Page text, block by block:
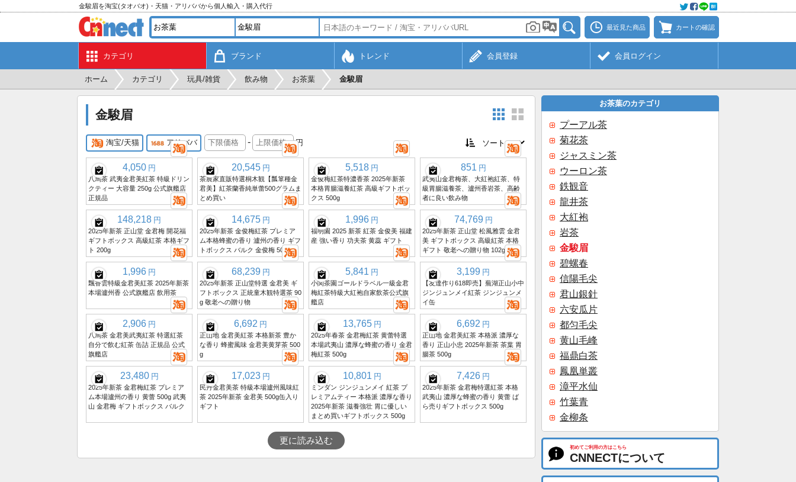
金駿眉を淘宝(タオバオ)・天猫・アリババから個人輸入・購入代行
最近見た商品 カートの確認
カテゴリ ブランド トレンド 会員登録 会員ログイン
ホーム カテゴリ 玩具/雑貨 飲み物 お茶葉 金駿眉
金駿眉
淘宝/天猫 アリババ - 円
4,050 円
八馬茶 武夷金君美紅茶 特級ドリン
クティー 大容量 250g 公式旗艦店
正規品
20,545 円
茶農家直販特選桐木観【瓢箪種金
君美】紅茶蘭香純単蕾500グラムま
とめ買い
5,518 円
金俊梅紅茶特濃香茶 2025年新茶
本格胃腸滋養紅茶 高級ギフトボッ
クス 500g
851 円
武夷山金君梅茶、大紅袍紅茶、特
級胃腸滋養茶、瀘州香岩茶、高齢
者に良い飲み物
148,218 円
2025年新茶 正山堂 金君梅 開花福
ギフトボックス 高級紅茶 本格ギフ
ト 200g
14,675 円
2025年新茶 金俊梅紅茶 プレミア
ム本格蜂蜜の香り 瀘州の香り ギフ
トボックス バルク 金俊梅 500g
1,996 円
福明園 2025 新茶 紅茶 金俊美 福建
産 強い香り 功夫茶 黄蕊 ギフト
74,769 円
2025年新茶 正山堂 松風雅雲 金君
美 ギフトボックス 高級紅茶 本格
ギフト 敬老への贈り物 102g
1,996 円
飄香雲特級金君美紅茶 2025年新茶
本場瀘州香 公式旗艦店 飲用茶
68,239 円
2025年新茶 正山堂特選 金君美 ギ
フトボックス 正統童木観特選茶 90
g 敬老への贈り物
5,841 円
小関茶園ゴールドラベル一級金君
梅紅茶特級大紅袍自家飲茶公式旗
艦店
3,199 円
【友達作り618即売】蕪湖正山小中
ジンジュンメイ紅茶 ジンジュンメ
イ缶
2,906 円
八馬茶 金君美武夷紅茶 特選紅茶
自分で飲む紅茶 缶詰 正規品 公式
旗艦店
6,692 円
正山地 金君美紅茶 本格新茶 豊か
な香り 蜂蜜風味 金君美黄芽茶 500
g
13,765 円
2025年春茶 金君梅紅茶 黄蕾特選
本場武夷山 濃厚な蜂蜜の香り 金君
梅紅茶 500g
6,692 円
正山地 金君美紅茶 本格派 濃厚な
香り 正山小忠 2025年新茶 茶葉 胃
腸茶 500g
23,480 円
2025年新茶 金君梅紅茶 プレミア
ム本場瀘州の香り 黄蕾 500g 武夷
山 金君梅 ギフトボックス バルク
17,023 円
民丹金君美茶 特級本場瀘州風味紅
茶 2025年新茶 金君美 500g缶入り
ギフト
10,801 円
ミンダン ジンジュンメイ 紅茶 プ
レミアムティー 本格派 濃厚な香り
2025年新茶 滋養強壮 胃に優しい
まとめ買いギフトボックス 500g
7,426 円
2025年新茶 金君梅特選紅茶 本格
武夷山 濃厚な蜂蜜の香り 黄蕾 ば
ら売りギフトボックス 500g
更に読み込む
お茶葉のカテゴリ
プーアル茶
菊花茶
ジャスミン茶
ウーロン茶
鉄観音
龍井茶
大紅袍
岩茶
金駿眉
碧螺春
信陽毛尖
君山銀針
六安瓜片
都匀毛尖
黄山毛峰
福鼎白茶
鳳凰単叢
漳平水仙
竹葉青
金柳条
初めてご利用の方はこちら
CNNECTについて